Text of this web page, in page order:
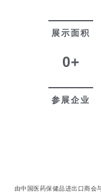
展示面积
0+
参展企业
由中国医药保健品进出口商会